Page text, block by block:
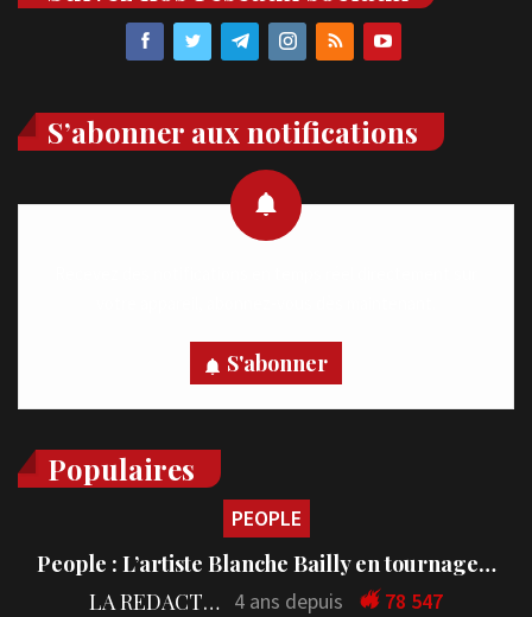
S’abonner aux notifications
S'abonner
Populaires
PEOPLE
People : L’artiste Blanche Bailly en tournage…
LA REDACTION 4 ans depuis 78 547